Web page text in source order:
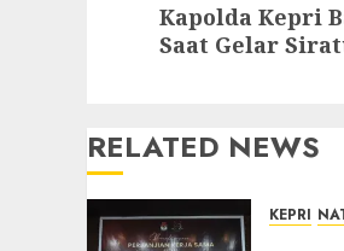
post:
Kapolda Kepri
Saat Gelar
RELATED NEWS
KEPRI